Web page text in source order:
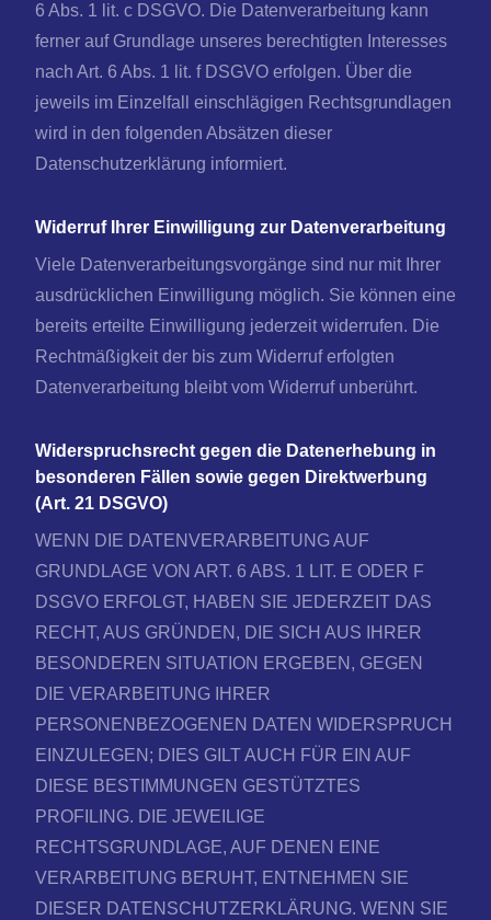
6 Abs. 1 lit. c DSGVO. Die Datenverarbeitung kann
ferner auf Grundlage unseres berechtigten Interesses
nach Art. 6 Abs. 1 lit. f DSGVO erfolgen. Über die
jeweils im Einzelfall einschlägigen Rechtsgrundlagen
wird in den folgenden Absätzen dieser
Datenschutzerklärung informiert.
Widerruf Ihrer Einwilligung zur Datenverarbeitung
Viele Datenverarbeitungsvorgänge sind nur mit Ihrer
ausdrücklichen Einwilligung möglich. Sie können eine
bereits erteilte Einwilligung jederzeit widerrufen. Die
Rechtmäßigkeit der bis zum Widerruf erfolgten
Datenverarbeitung bleibt vom Widerruf unberührt.
Widerspruchsrecht gegen die Datenerhebung in
besonderen Fällen sowie gegen Direktwerbung
(Art. 21 DSGVO)
WENN DIE DATENVERARBEITUNG AUF
GRUNDLAGE VON ART. 6 ABS. 1 LIT. E ODER F
DSGVO ERFOLGT, HABEN SIE JEDERZEIT DAS
RECHT, AUS GRÜNDEN, DIE SICH AUS IHRER
BESONDEREN SITUATION ERGEBEN, GEGEN
DIE VERARBEITUNG IHRER
PERSONENBEZOGENEN DATEN WIDERSPRUCH
EINZULEGEN; DIES GILT AUCH FÜR EIN AUF
DIESE BESTIMMUNGEN GESTÜTZTES
PROFILING. DIE JEWEILIGE
RECHTSGRUNDLAGE, AUF DENEN EINE
VERARBEITUNG BERUHT, ENTNEHMEN SIE
DIESER DATENSCHUTZERKLÄRUNG. WENN SIE